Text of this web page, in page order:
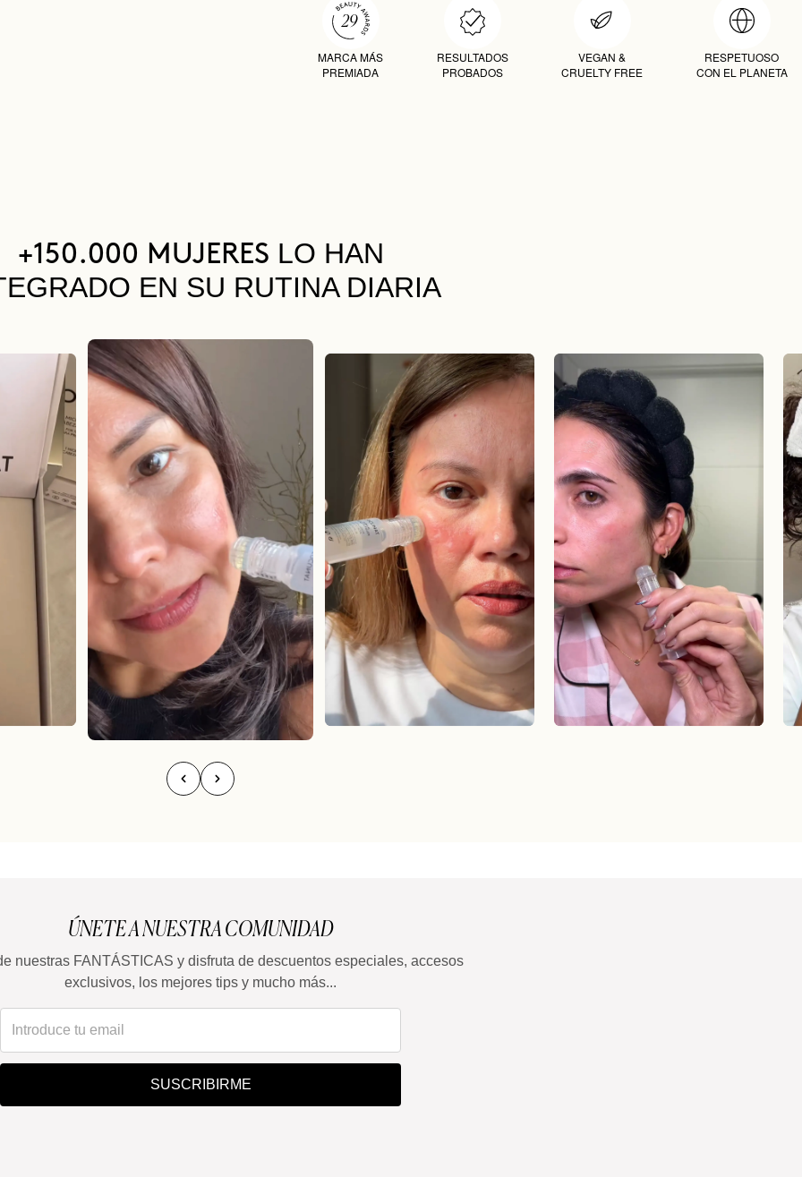
MARCA MÁS
PREMIADA
RESULTADOS
PROBADOS
VEGAN &
CRUELTY FREE
RESPETUOSO
CON EL PLANETA
+150.000 MUJERES LO HAN
EN SU RUTINA DIARIA
ÚNETE A NUESTRA COMUNIDAD
nuestras FANTÁSTICAS y disfruta de descuentos especiales, accesos
exclusivos, los mejores tips y mucho más...
SUSCRIBIRME